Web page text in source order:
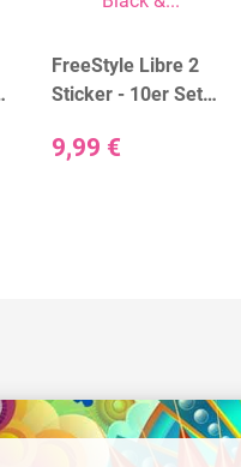
FreeStyle Libre 2
Sticker - 10er Set
9,99 €